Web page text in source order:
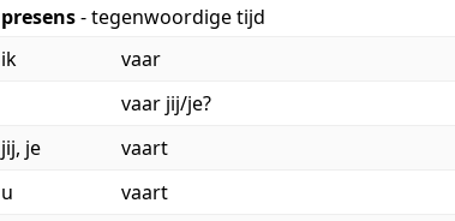
presens- tegenwoordige tijd
ik
vaar
vaar jij/je?
jij, je
vaart
u
vaart